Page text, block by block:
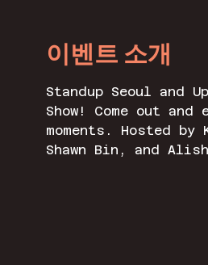
이벤트 소개
Standup Seoul and
Show! Come out
moments. Hosted
Shawn Bin, and